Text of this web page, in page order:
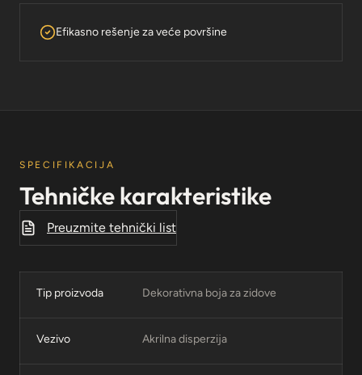
Efikasno rešenje za veće površine
SPECIFIKACIJA
Tehničke karakteristike
Preuzmite tehnički list
Tip proizvoda Dekorativna boja za zidove
Vezivo Akrilna disperzija